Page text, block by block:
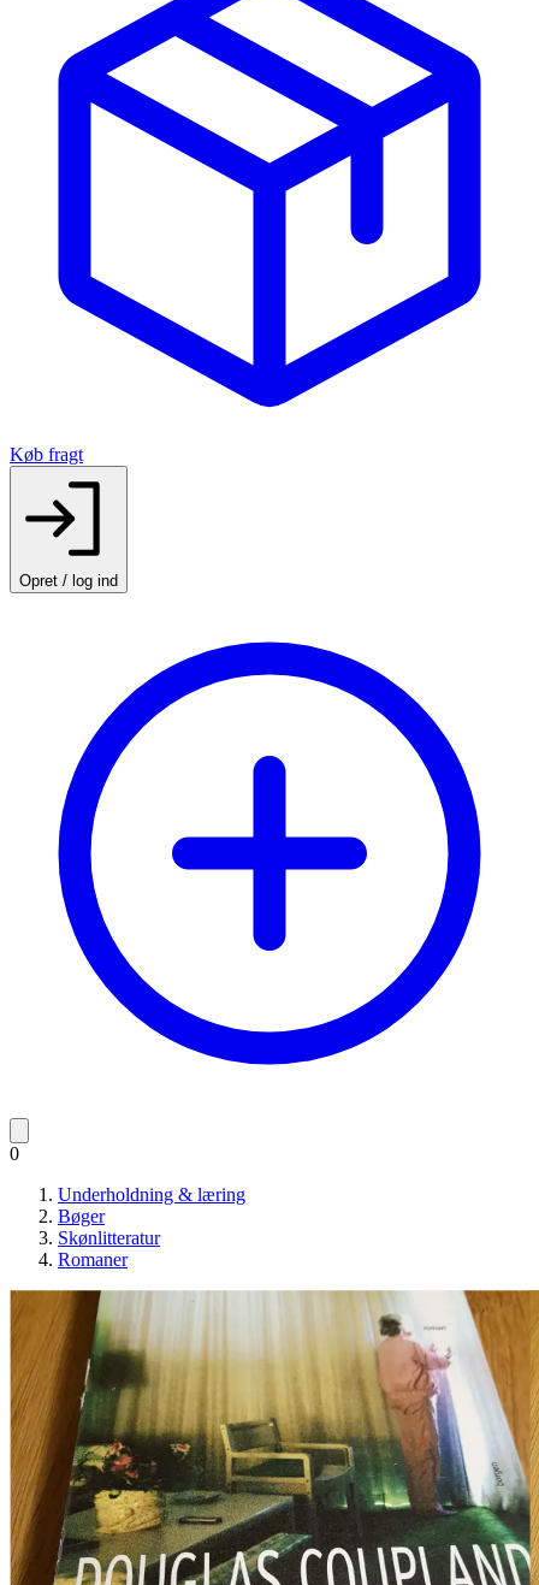
Køb fragt
Opret / log ind
0
Underholdning & læring
Bøger
Skønlitteratur
Romaner